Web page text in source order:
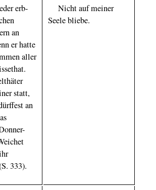
erb-
an
er hatte
aller
statt,
an
333).
Nicht auf meiner
Seele bliebe.